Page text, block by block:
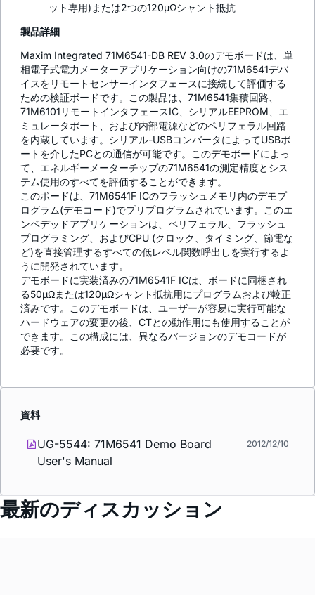
ット専用)または2つの120µΩシャント抵抗
製品詳細
Maxim Integrated 71M6541-DB REV 3.0のデモボードは、単
相電子式電力メーターアプリケーション向けの71M6541デバ
イスをリモートセンサーインタフェースに接続して評価する
ための検証ボードです。この製品は、71M6541集積回路、
71M6101リモートインタフェースIC、シリアルEEPROM、エ
ミュレータポート、および内部電源などのペリフェラル回路
を内蔵しています。シリアル-USBコンバータによってUSBポ
ートを介したPCとの通信が可能です。このデモボードによっ
て、エネルギーメーターチップの71M6541の測定精度とシス
テム使用のすべてを評価することができます。
このボードは、71M6541F ICのフラッシュメモリ内のデモプ
ログラム(デモコード)でプリプログラムされています。このエ
ンベデッドアプリケーションは、ペリフェラル、フラッシュ
プログラミング、およびCPU (クロック、タイミング、節電な
ど)を直接管理するすべての低レベル関数呼出しを実行するよ
うに開発されています。
デモボードに実装済みの71M6541F ICは、ボードに同梱され
る50µΩまたは120µΩシャント抵抗用にプログラムおよび較正
済みです。このデモボードは、ユーザーが容易に実行可能な
ハードウェアの変更の後、CTとの動作用にも使用することが
できます。この構成には、異なるバージョンのデモコードが
必要です。
資料
UG-5544: 71M6541 Demo Board
User's Manual
2012/12/10
最新のディスカッション